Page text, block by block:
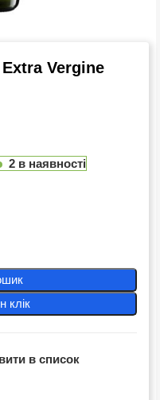
Vergine
2 в наявності
клік
в список